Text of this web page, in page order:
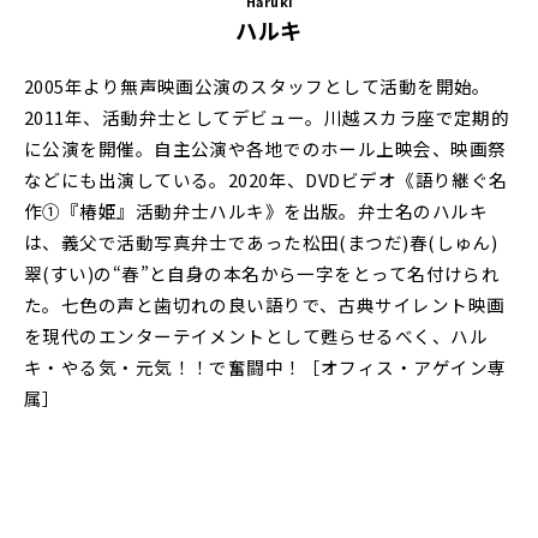
ハルキ
2005年より無声映画公演のスタッフとして活動を開始。
2011年、活動弁士としてデビュー。川越スカラ座で定期的
に公演を開催。自主公演や各地でのホール上映会、映画祭
などにも出演している。2020年、DVDビデオ《語り継ぐ名
作①『椿姫』活動弁士ハルキ》を出版。弁士名のハルキ
は、義父で活動写真弁士であった松田(まつだ)春(しゅん)
翠(すい)の“春”と自身の本名から一字をとって名付けられ
た。七色の声と歯切れの良い語りで、古典サイレント映画
を現代のエンターテイメントとして甦らせるべく、ハル
キ・やる気・元気！！で奮闘中！［オフィス・アゲイン専
属］